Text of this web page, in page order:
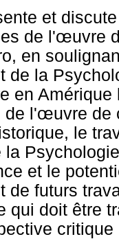
et
de l'œuvre
en
de la
en
de l'œuvre de
le
la
et le
de futurs
qui doit être